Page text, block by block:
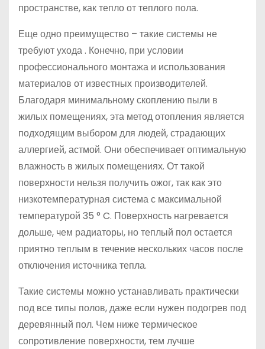
пространстве, как тепло от теплого пола.
Еще одно преимущество – такие системы не
требуют ухода . Конечно, при условии
профессионального монтажа и использования
материалов от известных производителей.
Благодаря минимальному скоплению пыли в
жилых помещениях, эта метод отопления является
подходящим выбором для людей, страдающих
аллергией, астмой. Они обеспечивает оптимальную
влажность в жилых помещениях. От такой
поверхности нельзя получить ожог, так как это
низкотемпературная система с максимальной
температурой 35 ° C. Поверхность нагревается
дольше, чем радиаторы, но теплый пол остается
приятно теплым в течение нескольких часов после
отключения источника тепла.
Такие системы можно устанавливать практически
под все типы полов, даже если нужен подогрев под
деревянный пол. Чем ниже термическое
сопротивление поверхности, тем лучше